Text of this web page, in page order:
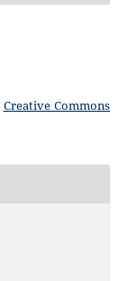
Creative Commons